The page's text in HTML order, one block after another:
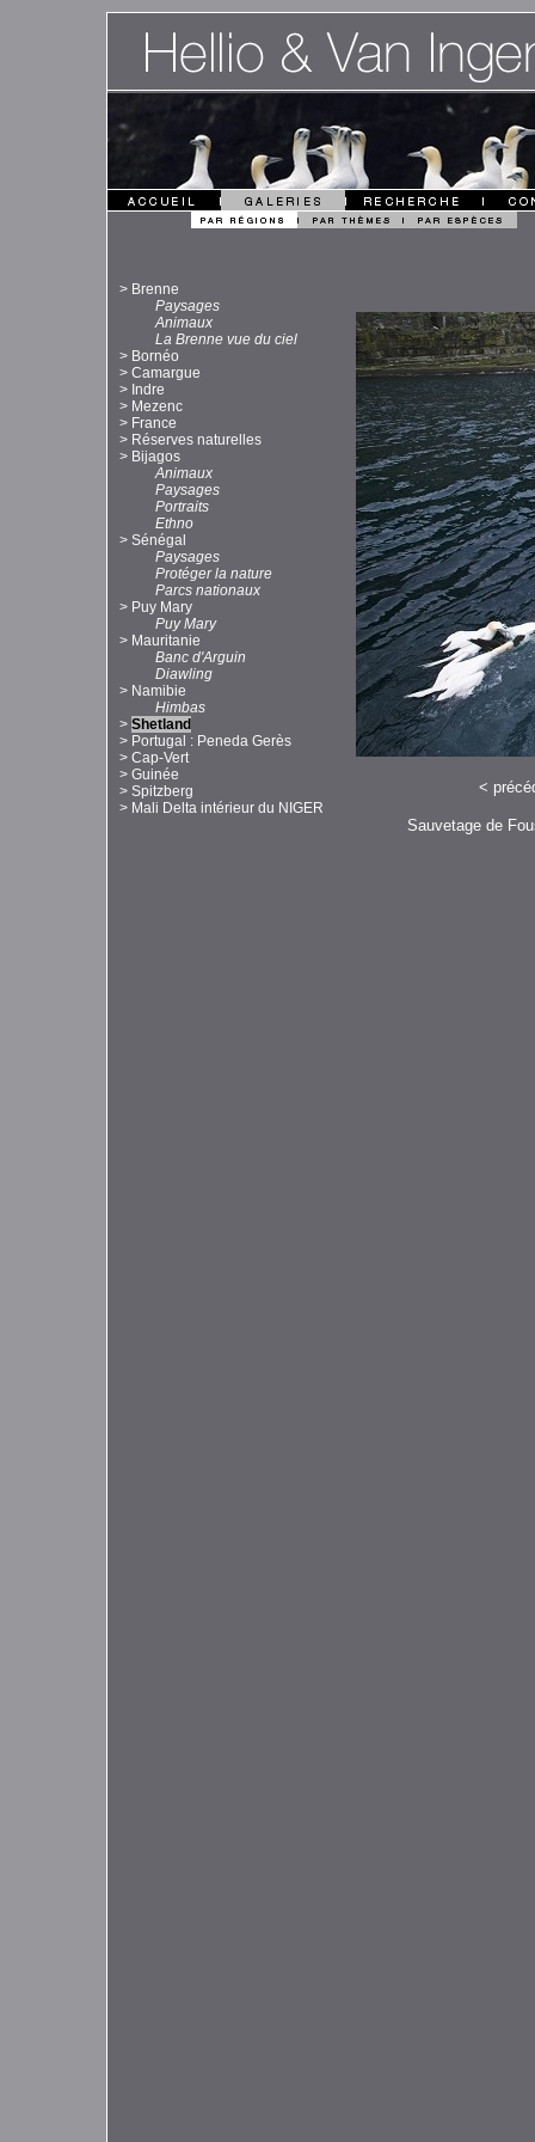
> Brenne
Paysages
Animaux
La Brenne vue du ciel
> Bornéo
> Camargue
> Indre
> Mezenc
> France
> Réserves naturelles
> Bijagos
Animaux
Paysages
Portraits
Ethno
> Sénégal
Paysages
Protéger la nature
Parcs nationaux
> Puy Mary
Puy Mary
> Mauritanie
Banc d'Arguin
Diawling
> Namibie
Himbas
> Shetland
> Portugal : Peneda Gerès
> Cap-Vert
> Guinée
> Spitzberg
> Mali Delta intérieur du NIGER
<
Sauvetage de